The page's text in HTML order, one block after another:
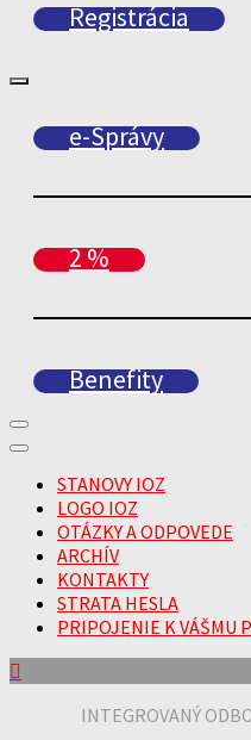
Registrácia
e-Správy
2 %
Benefity
STANOVY IOZ
LOGO IOZ
OTÁZKY A ODPOVEDE
ARCHÍV
KONTAKTY
STRATA HESLA
PRIPOJENIE K VÁŠMU
INTEGROVANÝ